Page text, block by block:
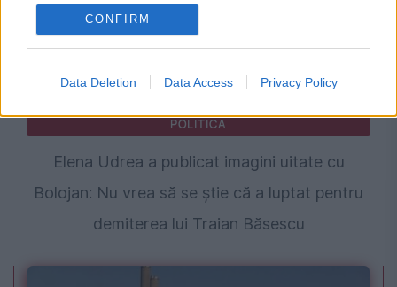
CONFIRM
Data Deletion Data Access Privacy Policy
POLITICA
Elena Udrea a publicat imagini uitate cu
Bolojan: Nu vrea să se știe că a luptat pentru
demiterea lui Traian Băsescu